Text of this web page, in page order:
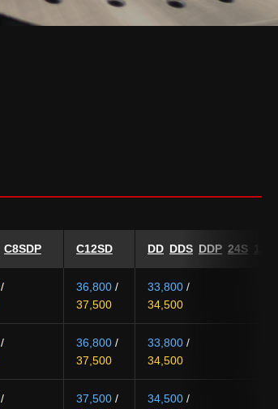
C8SDP C12SD DD DDS DDP 24S
/
36,800 /
37,500
33,800 /
34,500
/
36,800 /
37,500
33,800 /
34,500
/
37,500 /
34,500 /